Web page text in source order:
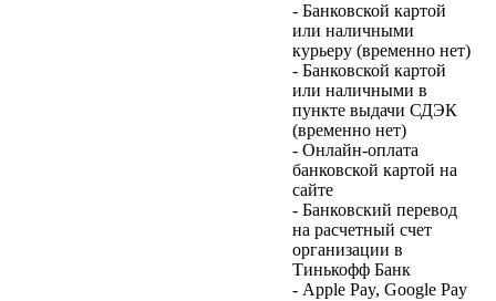
- Банковской картой
или наличными
курьеру (временно нет)
- Банковской картой
или наличными в
пункте выдачи СДЭК
(временно нет)
- Онлайн-оплата
банковской картой на
сайте
- Банковский перевод
на расчетный счет
организации в
Тинькофф Банк
- Apple Pay, Google Pay